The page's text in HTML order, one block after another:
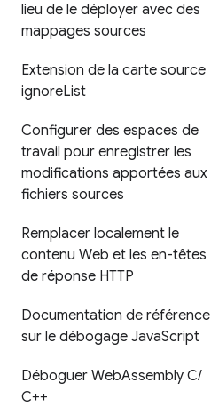
lieu de le déployer avec des
mappages sources
Extension de la carte source
ignoreList
Configurer des espaces de
travail pour enregistrer les
modifications apportées aux
fichiers sources
Remplacer localement le
contenu Web et les en-têtes
de réponse HTTP
Documentation de référence
sur le débogage JavaScript
Déboguer WebAssembly C/
C++